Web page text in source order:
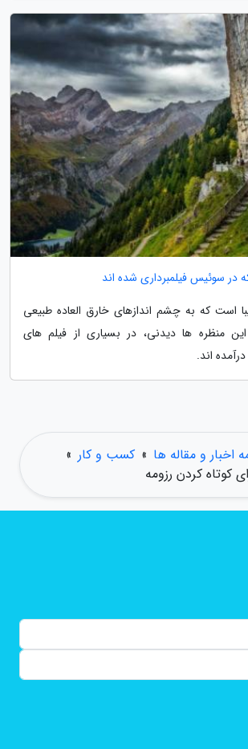
در سوئیس فیلمبرداری شده اند
است که به چشم اندازهای خارق العاده طبیعی
منظره ها دیدنی، در بسیاری از فیلم های
اند.
اخبار و مقاله ها » کسب و کار »